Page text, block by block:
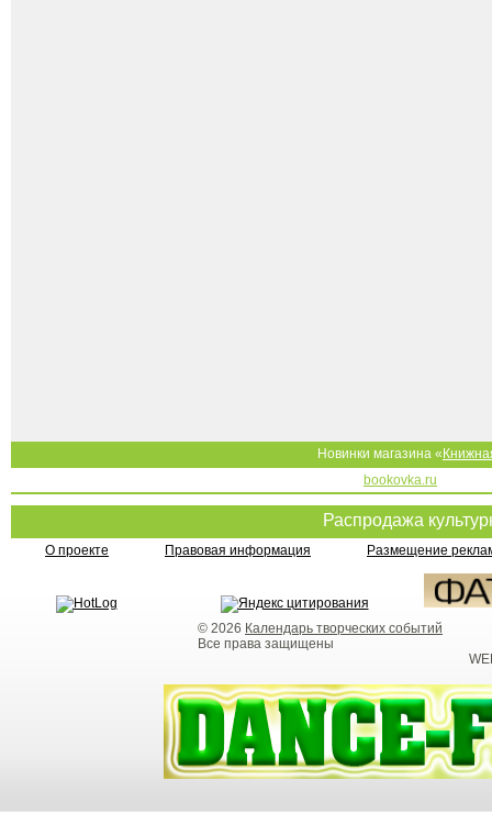
Новинки магазина «
bookovka.ru
Распродажа
О проекте Правовая информация Размещение
© 2026 Календарь творческих событий
Все права защищены